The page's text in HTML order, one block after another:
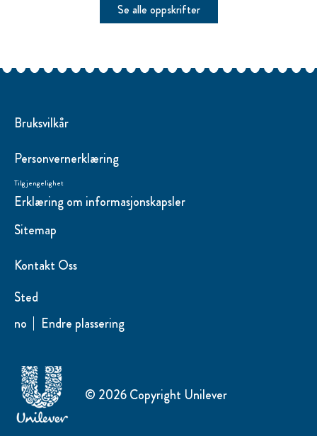
Se alle oppskrifter
Bruksvilkår
Personvernerklæring
Tilgjengelighet
Erklæring om informasjonskapsler
Sitemap
Kontakt Oss
Sted
no
Endre plassering
© 2026 Copyright Unilever